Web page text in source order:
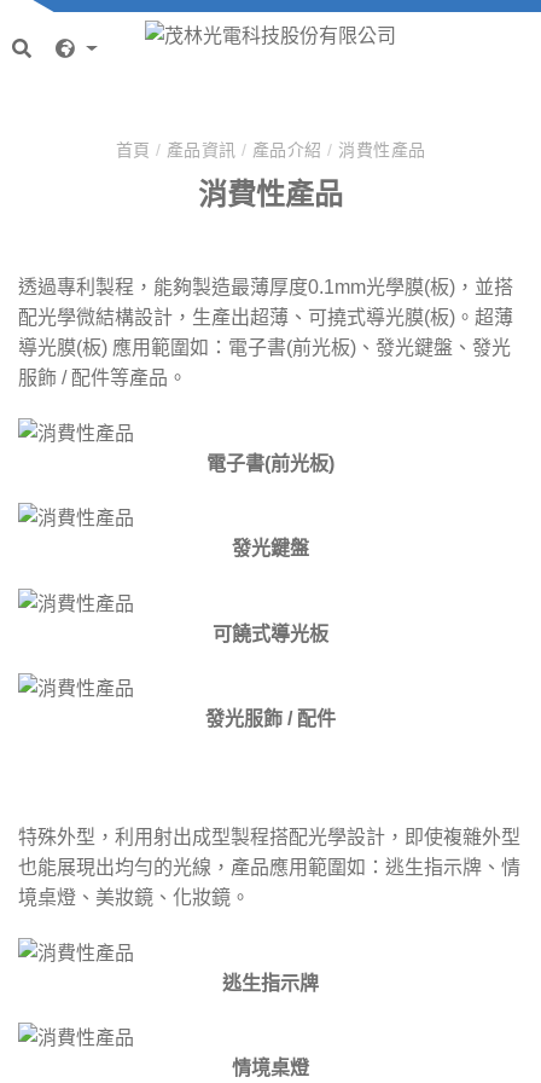
首頁 / 產品資訊/ 產品介紹/ 消費性產品
消費性產品
透過專利製程，能夠製造最薄厚度0.1mm光學膜(板)，並搭
配光學微結構設計，生產出超薄、可撓式導光膜(板)。超薄
導光膜(板) 應用範圍如：電子書(前光板)、發光鍵盤、發光
服飾 / 配件等產品。
電子書(前光板)
發光鍵盤
可饒式導光板
發光服飾 / 配件
特殊外型，利用射出成型製程搭配光學設計，即使複雜外型
也能展現出均勻的光線，產品應用範圍如：逃生指示牌、情
境桌燈、美妝鏡、化妝鏡。
逃生指示牌
情境桌燈